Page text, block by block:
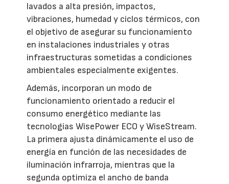
lavados a alta presión, impactos,
vibraciones, humedad y ciclos térmicos, con
el objetivo de asegurar su funcionamiento
en instalaciones industriales y otras
infraestructuras sometidas a condiciones
ambientales especialmente exigentes.
Además, incorporan un modo de
funcionamiento orientado a reducir el
consumo energético mediante las
tecnologías WisePower ECO y WiseStream.
La primera ajusta dinámicamente el uso de
energía en función de las necesidades de
iluminación infrarroja, mientras que la
segunda optimiza el ancho de banda